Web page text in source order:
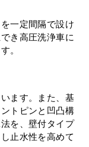
一定間隔で設け
き高圧洗浄車に
。
ます。また、基
トピンと凹凸構
を、壁付タイプ
止水性を高めて